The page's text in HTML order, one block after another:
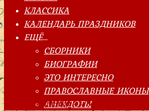
КЛАССИКА
КАЛЕНДАРЬ ПРАЗДНИКОВ
ЕЩЁ…
СБОРНИКИ
БИОГРАФИИ
ЭТО ИНТЕРЕСНО
ПРАВОСЛАВНЫЕ ИКОНЫ
АНЕКДОТЫ
Главная страница»Стихи о весне